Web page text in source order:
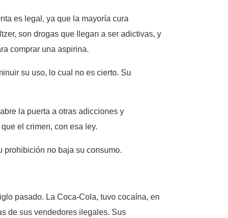
es legal, ya que la mayoría cura
son drogas que llegan a ser adictivas, y
comprar una aspirina.
su uso, lo cual no es cierto. Su
la puerta a otras adicciones y
el crimen, con esa ley.
prohibición no baja su consumo.
pasado. La Coca-Cola, tuvo cocaína, en
de sus vendedores ilegales. Sus